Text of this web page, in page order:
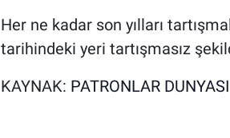
Her ne kadar son yılları
tarihindeki yeri tartışmasız
KAYNAK: PATRONLAR DUNYASI